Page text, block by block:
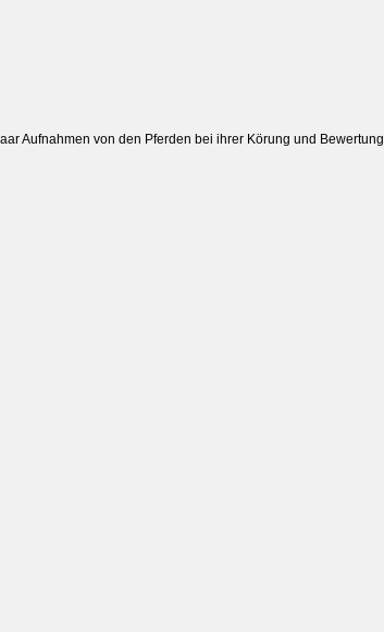
Aufnahmen von den Pferden bei ihrer Körung und Bewertung